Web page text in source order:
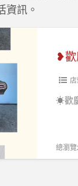
資訊。
☀歡
總瀏